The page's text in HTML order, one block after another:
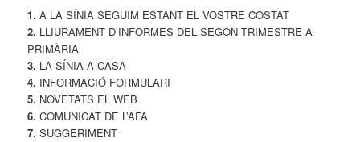
1. A LA SÍNIA SEGUIM ESTANT EL VOSTRE COSTAT
2. LLIURAMENT D’INFORMES DEL SEGON TRIMESTRE A
PRIMÀRIA
3. LA SÍNIA A CASA
4. INFORMACIÓ FORMULARI
5. NOVETATS EL WEB
6. COMUNICAT DE L’AFA
7. SUGGERIMENT